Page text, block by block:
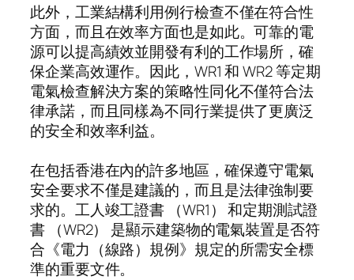
此外，工業結構利用例行檢查不僅在符合性
方面，而且在效率方面也是如此。可靠的電
源可以提高績效並開發有利的工作場所，確
保企業高效運作。因此，WR1 和 WR2 等定期
電氣檢查解決方案的策略性同化不僅符合法
律承諾，而且同樣為不同行業提供了更廣泛
的安全和效率利益。
在包括香港在內的許多地區，確保遵守電氣
安全要求不僅是建議的，而且是法律強制要
求的。工人竣工證書 （WR1） 和定期測試證
書 （WR2） 是顯示建築物的電氣裝置是否符
合《電力（線路）規例》規定的所需安全標
準的重要文件。